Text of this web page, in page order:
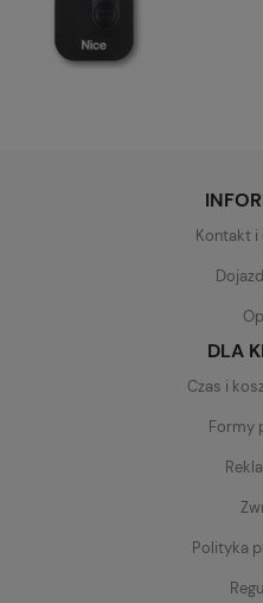
Kontakt i
DLA
Czas i
Formy
Polityka